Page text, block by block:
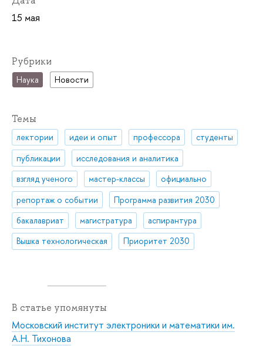
15 мая
Рубрики
Наука Новости
Темы
лектории идеи и опыт профессора
студенты
публикации
исследования и аналитика
взгляд ученого
мастер-классы
официально
репортаж о событии
Программа развития 2030
бакалавриат
магистратура
аспирантура
Вышка технологическая
Приоритет 2030
В статье упомянуты
Московский институт электроники и математики им.
А.Н. Тихонова